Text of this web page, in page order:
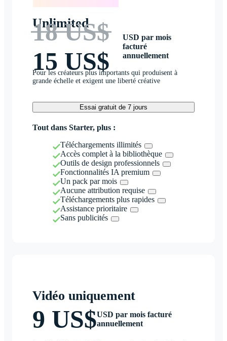
Unlimited
18 US$
15 US$
USD par mois
facturé
annuellement
Pour les créateurs plus importants qui produisent à
grande échelle et exigent une liberté créative
Essai gratuit de 7 jours
Tout dans Starter, plus :
Téléchargements illimités
Accès complet à la bibliothèque
Outils de design professionnels
Fonctionnalités IA premium
Un pack par mois
Aucune attribution requise
Téléchargements plus rapides
Assistance prioritaire
Sans publicités
Vidéo uniquement
9 US$USD par mois facturé
annuellement